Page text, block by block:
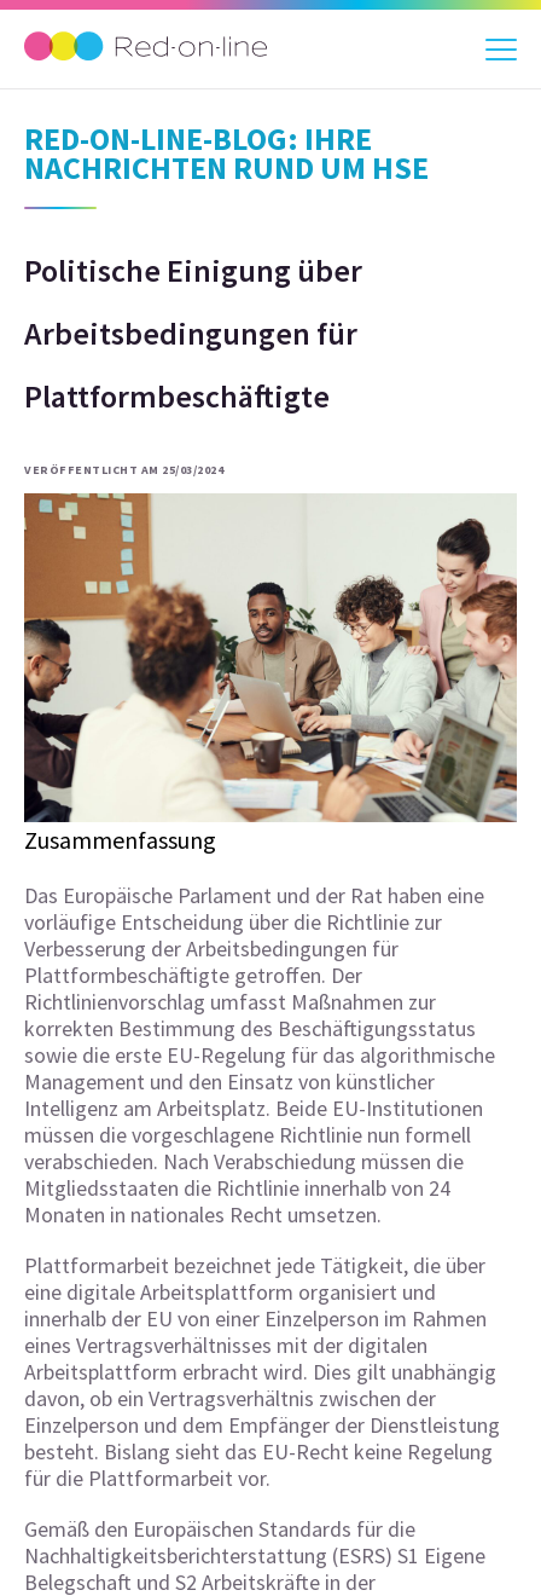
RED-ON-LINE-BLOG: IHRE
NACHRICHTEN RUND UM HSE
Politische Einigung über
Arbeitsbedingungen für
Plattformbeschäftigte
VERÖFFENTLICHT AM 25/03/2024
Zusammenfassung
Das Europäische Parlament und der Rat haben eine
vorläufige Entscheidung über die Richtlinie zur
Verbesserung der Arbeitsbedingungen für
Plattformbeschäftigte getroffen. Der
Richtlinienvorschlag umfasst Maßnahmen zur
korrekten Bestimmung des Beschäftigungsstatus
sowie die erste EU-Regelung für das algorithmische
Management und den Einsatz von künstlicher
Intelligenz am Arbeitsplatz. Beide EU-Institutionen
müssen die vorgeschlagene Richtlinie nun formell
verabschieden. Nach Verabschiedung müssen die
Mitgliedsstaaten die Richtlinie innerhalb von 24
Monaten in nationales Recht umsetzen.
Plattformarbeit bezeichnet jede Tätigkeit, die über
eine digitale Arbeitsplattform organisiert und
innerhalb der EU von einer Einzelperson im Rahmen
eines Vertragsverhältnisses mit der digitalen
Arbeitsplattform erbracht wird. Dies gilt unabhängig
davon, ob ein Vertragsverhältnis zwischen der
Einzelperson und dem Empfänger der Dienstleistung
besteht. Bislang sieht das EU-Recht keine Regelung
für die Plattformarbeit vor.
Gemäß den Europäischen Standards für die
Nachhaltigkeitsberichterstattung (ESRS) S1 Eigene
Belegschaft und S2 Arbeitskräfte in der